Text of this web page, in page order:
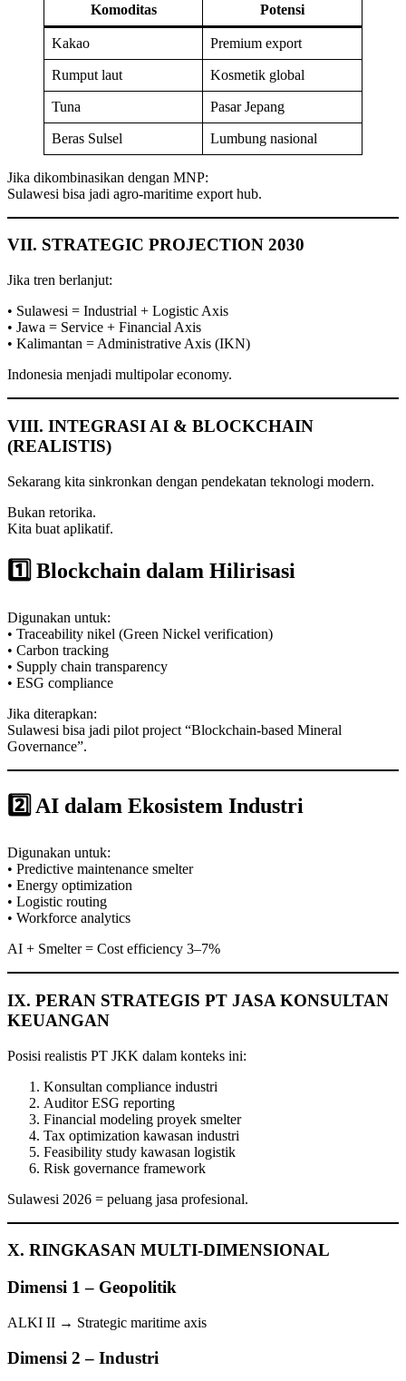
Komoditas Potensi
Kakao Premium export
Rumput laut Kosmetik global
Tuna Pasar Jepang
Beras Sulsel Lumbung nasional
Jika dikombinasikan dengan MNP:
Sulawesi bisa jadi agro-maritime export hub.
VII. STRATEGIC PROJECTION 2030
Jika tren berlanjut:
• Sulawesi = Industrial + Logistic Axis
• Jawa = Service + Financial Axis
• Kalimantan = Administrative Axis (IKN)
Indonesia menjadi multipolar economy.
VIII. INTEGRASI AI & BLOCKCHAIN
(REALISTIS)
Sekarang kita sinkronkan dengan pendekatan teknologi modern.
Bukan retorika.
Kita buat aplikatif.
1️⃣ Blockchain dalam Hilirisasi
Digunakan untuk:
• Traceability nikel (Green Nickel verification)
• Carbon tracking
• Supply chain transparency
• ESG compliance
Jika diterapkan:
Sulawesi bisa jadi pilot project “Blockchain-based Mineral
Governance”.
2️⃣ AI dalam Ekosistem Industri
Digunakan untuk:
• Predictive maintenance smelter
• Energy optimization
• Logistic routing
• Workforce analytics
AI + Smelter = Cost efficiency 3–7%
IX. PERAN STRATEGIS PT JASA KONSULTAN
KEUANGAN
Posisi realistis PT JKK dalam konteks ini:
Konsultan compliance industri
Auditor ESG reporting
Financial modeling proyek smelter
Tax optimization kawasan industri
Feasibility study kawasan logistik
Risk governance framework
Sulawesi 2026 = peluang jasa profesional.
X. RINGKASAN MULTI-DIMENSIONAL
Dimensi 1 – Geopolitik
ALKI II → Strategic maritime axis
Dimensi 2 – Industri